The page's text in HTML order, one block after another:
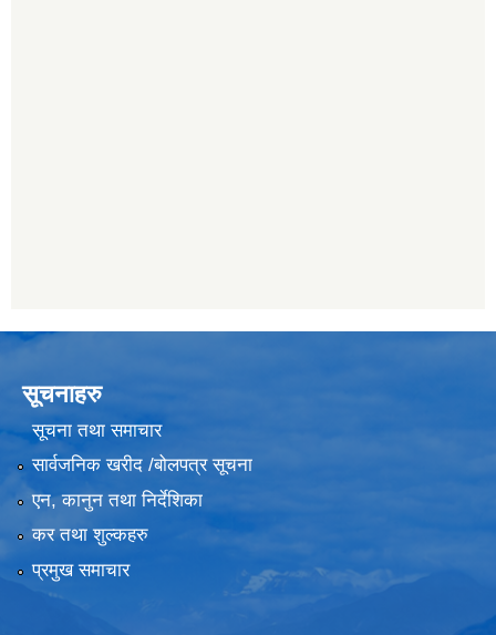
सूचनाहरु
सूचना तथा समाचार
सार्वजनिक खरीद /बोलपत्र सूचना
एन, कानुन तथा निर्देशिका
कर तथा शुल्कहरु
प्रमुख समाचार